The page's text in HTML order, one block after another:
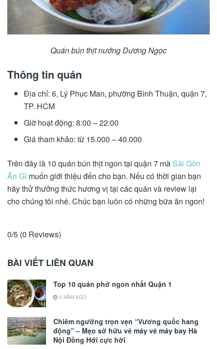
Quán bún thịt nướng Dương Ngọc
Thông tin quán
Địa chỉ: 6, Lý Phục Man, phường Bình Thuận, quận 7,
TP. HCM
Giờ hoạt động: 8:00 – 22:00
Giá tham khảo: từ 15.000 – 40.000
Trên đây là 10 quán bún thịt ngon tại quận 7 mà Sài Gòn
Ăn Gì muốn giới thiệu đến cho bạn. Nếu có thời gian bạn
hãy thử thưởng thức hương vị tại các quán và review lại
cho chúng tôi nhé. Chúc bạn luôn có những bữa ăn ngon!
0/5 (0 Reviews)
BÀI VIẾT LIÊN QUAN
Top 10 quán phở ngon nhất Quận 1
3 NĂM AGO
Chiêm ngưỡng trọn vẹn “Vương quốc hang
động” – Mẹo sở hữu vé máy vé máy bay Hà
Nội Đồng Hới cực hời